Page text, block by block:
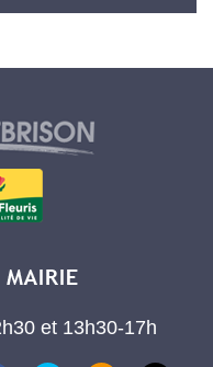
et 13h30-17h